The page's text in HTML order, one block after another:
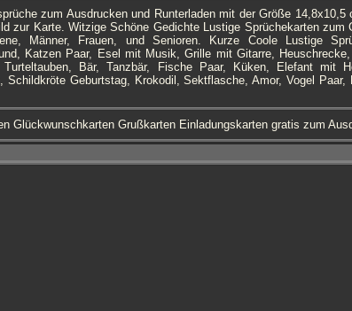
zum Ausdrucken und Runterladen mit der Größe
zur Karte. Witzige Schöne Gedichte Lustige Sprüchekarten zum
Männer, Frauen, und Senioren. Kurze Coole Lustige
Katzen Paar, Esel mit Musik, Grille mit Gitarre,
Bär, Tanzbär, Fische Paar, Küken, Elefant mit
Schildkröte Geburtstag, Krokodil, Sektflasche, Amor, Vogel Paar,
Glückwunschkarten Grußkarten Einladungskarten gratis zum